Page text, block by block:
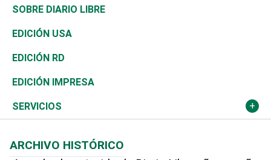
José Boquete
Reportajes
Asia
África
Ocenanía
Caribe
Resto del mundo
Consumo
Vivienda
Telecom.
Global y variable
Economía personal
Belleza
Buena Vida
Sociales
Novedades
Podcast Arte Libre
Hablando con el pediatra
Golf
Ciclismo
Tenis
Olimpismo
Más deportes
Línea de hit
De buena tinta
En Directo
El Espía
Noticiero Poteleche
Columnistas
Clima
Tecnología
Historia
Martes de tecnología
Cambio climático
Mundo
Economía
Revista
Deportes
Opinión
Hecho en casa
SOBRE DIARIO LIBRE
EDICIÓN USA
EDICIÓN RD
EDICIÓN IMPRESA
SERVICIOS
Cumpleaños
ARCHIVO HISTÓRICO